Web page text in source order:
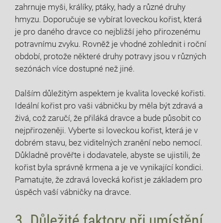
zahrnuje myši, králíky, ptáky, hady a různé druhy
hmyzu. Doporučuje se vybírat loveckou kořist, která
je pro daného dravce co nejbližší jeho přirozenému
potravnímu zvyku. Rovněž je vhodné zohlednit i roční
období, protože některé druhy potravy jsou v různých
sezónách více dostupné než jiné.
Dalším důležitým aspektem je kvalita lovecké kořisti.
Ideální kořist pro vaši vábničku by měla být zdravá a
živá, což zaručí, že přiláká dravce a bude působit co
nejpřirozeněji. Vyberte si loveckou kořist, která je v
dobrém stavu, bez viditelných zranění nebo nemocí.
Důkladně prověřte i dodavatele, abyste se ujistili, že
kořist byla správně krmena a je ve vynikající kondici.
Pamatujte, že zdravá lovecká kořist je základem pro
úspěch vaší vábničky na dravce.